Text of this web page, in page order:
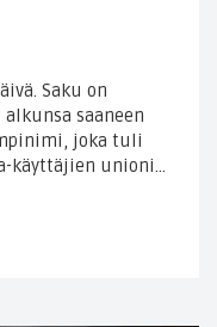
Saku on
saaneen
joka tuli
käyttäjien unioni…